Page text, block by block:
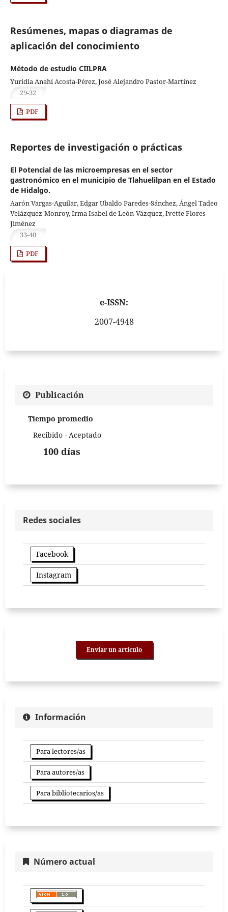
Resúmenes, mapas o diagramas de
aplicación del conocimiento
Método de estudio CIILPRA
Yuridia Anahí Acosta-Pérez, José Alejandro Pastor-Martínez
29-32
PDF
Reportes de investigación o prácticas
El Potencial de las microempresas en el sector
gastronómico en el municipio de Tlahuelilpan en el Estado
de Hidalgo.
Aarón Vargas-Aguilar, Edgar Ubaldo Paredes-Sánchez, Ángel Tadeo
Velázquez-Monroy, Irma Isabel de León-Vázquez, Ivette Flores-
Jiménez
33-40
PDF
e-ISSN:
2007-4948
Publicación
Tiempo promedio
Recibido - Aceptado
100 días
Redes sociales
Facebook
Instagram
Enviar un artículo
Información
Para lectores/as
Para autores/as
Para bibliotecarios/as
Número actual